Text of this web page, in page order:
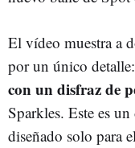
El vídeo muestra a
por un único
con un disfraz de
Sparkles. Este es
diseñado solo para